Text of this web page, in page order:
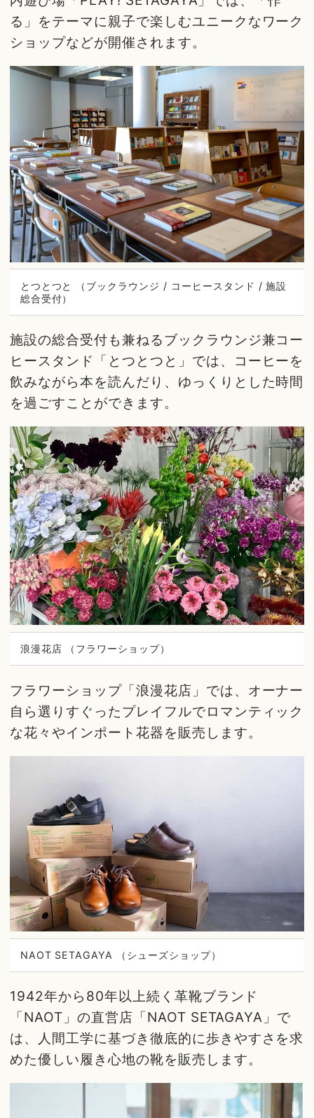
る」をテーマに親子で楽しむユニークなワーク
ショップなどが開催されます。
とつとつと （ブックラウンジ / コーヒースタンド / 施設
総合受付）
施設の総合受付も兼ねるブックラウンジ兼コー
ヒースタンド「とつとつと」では、コーヒーを
飲みながら本を読んだり、ゆっくりとした時間
を過ごすことができます。
浪漫花店 （フラワーショップ）
フラワーショップ「浪漫花店」では、オーナー
自ら選りすぐったプレイフルでロマンティック
な花々やインポート花器を販売します。
NAOT SETAGAYA （シューズショップ）
1942年から80年以上続く革靴ブランド
「NAOT」の直営店「NAOT SETAGAYA」で
は、人間工学に基づき徹底的に歩きやすさを求
めた優しい履き心地の靴を販売します。